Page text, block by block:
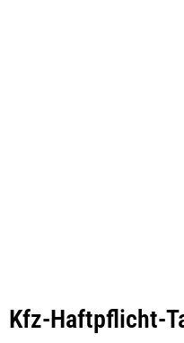
Kfz-Haftpflicht-